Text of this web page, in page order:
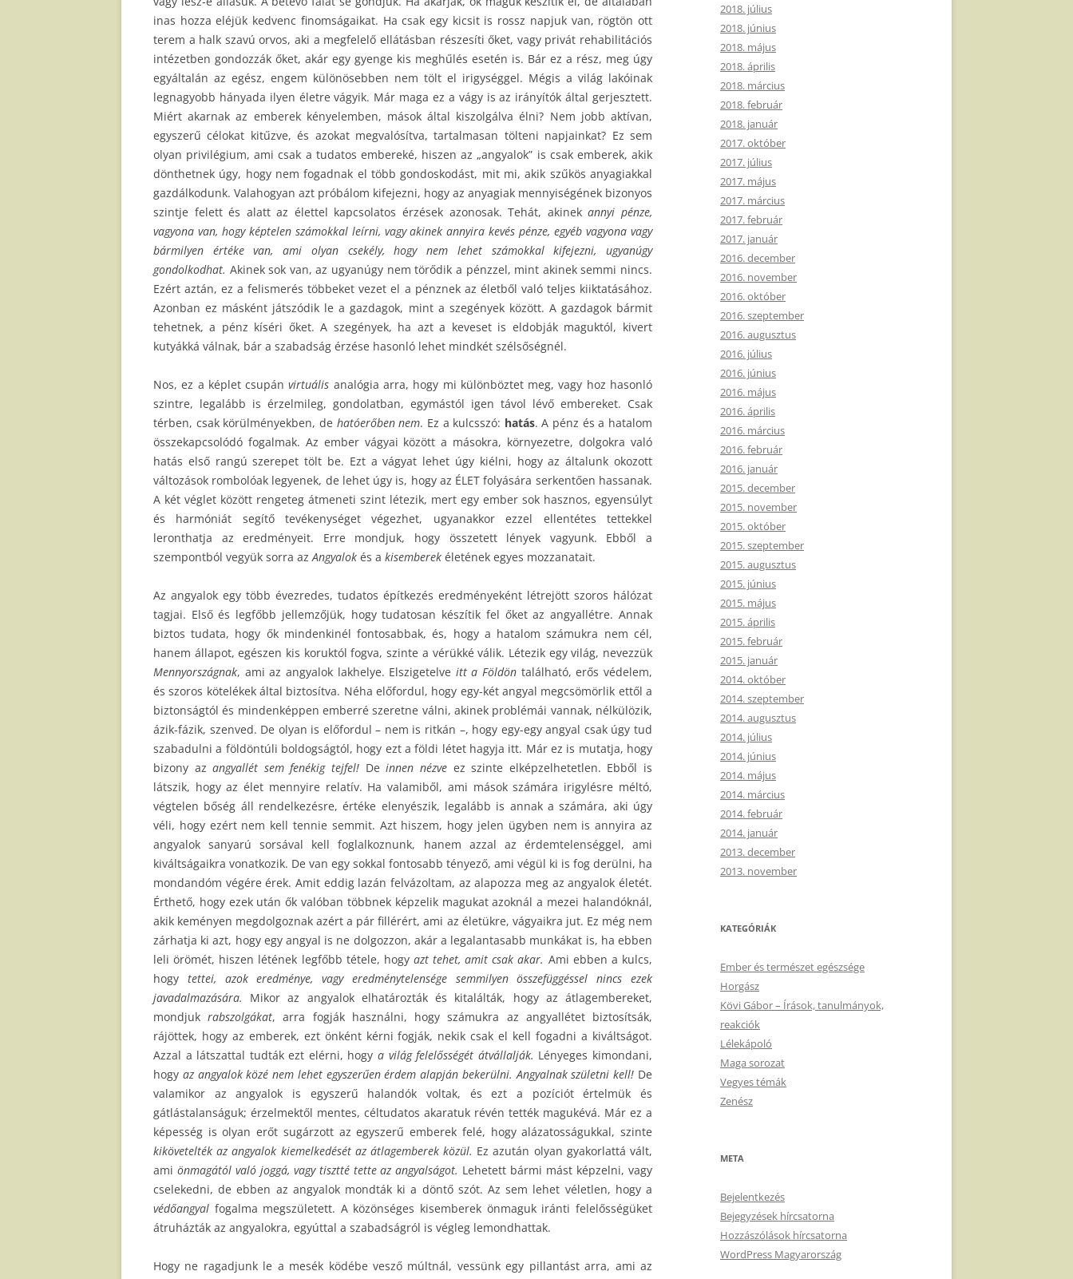
inas hozza eléjük kedvenc finomságaikat. Ha csak egy kicsit is rossz napjuk van, rögtön ott
terem a halk szavú orvos, aki a megfelelő ellátásban részesíti őket, vagy privát rehabilitációs
intézetben gondozzák őket, akár egy gyenge kis meghűlés esetén is. Bár ez a rész, meg úgy
egyáltalán az egész, engem különösebben nem tölt el irigységgel. Mégis a világ lakóinak
legnagyobb hányada ilyen életre vágyik. Már maga ez a vágy is az irányítók által gerjesztett.
Miért akarnak az emberek kényelemben, mások által kiszolgálva élni? Nem jobb aktívan,
egyszerű célokat kitűzve, és azokat megvalósítva, tartalmasan tölteni napjainkat? Ez sem
olyan privilégium, ami csak a tudatos embereké, hiszen az „angyalok” is csak emberek, akik
dönthetnek úgy, hogy nem fogadnak el több gondoskodást, mit mi, akik szűkös anyagiakkal
gazdálkodunk. Valahogyan azt próbálom kifejezni, hogy az anyagiak mennyiségének bizonyos
szintje felett és alatt az élettel kapcsolatos érzések azonosak. Tehát, akinekannyi pénze,
vagyona van, hogy képtelen számokkal leírni, vagy akinek annyira kevés pénze, egyéb vagyona vagy
bármilyen értéke van, ami olyan csekély, hogy nem lehet számokkal kifejezni, ugyanúgy
gondolkodhat. Akinek sok van, az ugyanúgy nem törődik a pénzzel, mint akinek semmi nincs.
Ezért aztán, ez a felismerés többeket vezet el a pénznek az életből való teljes kiiktatásához.
Azonban ez másként játszódik le a gazdagok, mint a szegények között. A gazdagok bármit
tehetnek, a pénz kíséri őket. A szegények, ha azt a keveset is eldobják maguktól, kivert
kutyákká válnak, bár a szabadság érzése hasonló lehet mindkét szélsőségnél.
Nos, ez a képlet csupánvirtuális analógia arra, hogy mi különböztet meg, vagy hoz hasonló
szintre, legalább is érzelmileg, gondolatban, egymástól igen távol lévő embereket. Csak
térben, csak körülményekben, de hatóerőben nem. Ez a kulcsszó: hatás. A pénz és a hatalom
összekapcsolódó fogalmak. Az ember vágyai között a másokra, környezetre, dolgokra való
hatás első rangú szerepet tölt be. Ezt a vágyat lehet úgy kiélni, hogy az általunk okozott
változások rombolóak legyenek, de lehet úgy is, hogy az ÉLET folyására serkentően hassanak.
A két véglet között rengeteg átmeneti szint létezik, mert egy ember sok hasznos, egyensúlyt
és harmóniát segítő tevékenységet végezhet, ugyanakkor ezzel ellentétes tettekkel
leronthatja az eredményeit. Erre mondjuk, hogy összetett lények vagyunk. Ebből a
szempontból vegyük sorra azAngyalok és a kisemberek életének egyes mozzanatait.
Az angyalok egy több évezredes, tudatos építkezés eredményeként létrejött szoros hálózat
tagjai. Első és legfőbb jellemzőjük, hogy tudatosan készítik fel őket az angyallétre. Annak
biztos tudata, hogy ők mindenkinél fontosabbak, és, hogy a hatalom számukra nem cél,
hanem állapot, egészen kis koruktól fogva, szinte a vérükké válik. Létezik egy világ, nevezzük
Mennyországnak, ami az angyalok lakhelye. Elszigetelve itt a Földön található, erős védelem,
és szoros kötelékek által biztosítva. Néha előfordul, hogy egy-két angyal megcsömörlik ettől a
biztonságtól és mindenképpen emberré szeretne válni, akinek problémái vannak, nélkülözik,
ázik-fázik, szenved. De olyan is előfordul – nem is ritkán –, hogy egy-egy angyal csak úgy tud
szabadulni a földöntúli boldogságtól, hogy ezt a földi létet hagyja itt. Már ez is mutatja, hogy
bizony azangyallét sem fenékig tejfel! Deinnen nézveez szinte elképzelhetetlen. Ebből is
látszik, hogy az élet mennyire relatív. Ha valamiből, ami mások számára irigylésre méltó,
végtelen bőség áll rendelkezésre, értéke elenyészik, legalább is annak a számára, aki úgy
véli, hogy ezért nem kell tennie semmit. Azt hiszem, hogy jelen ügyben nem is annyira az
angyalok sanyarú sorsával kell foglalkoznunk, hanem azzal az érdemtelenséggel, ami
kiváltságaikra vonatkozik. De van egy sokkal fontosabb tényező, ami végül ki is fog derülni, ha
mondandóm végére érek. Amit eddig lazán felvázoltam, az alapozza meg az angyalok életét.
Érthető, hogy ezek után ők valóban többnek képzelik magukat azoknál a mezei halandóknál,
akik keményen megdolgoznak azért a pár fillérért, ami az életükre, vágyaikra jut. Ez még nem
zárhatja ki azt, hogy egy angyal is ne dolgozzon, akár a legalantasabb munkákat is, ha ebben
leli örömét, hiszen létének legfőbb tétele, hogy azt tehet, amit csak akar. Ami ebben a kulcs,
hogy tettei, azok eredménye, vagy eredménytelensége semmilyen összefüggéssel nincs ezek
javadalmazására.
Mikor az angyalok elhatározták és kitalálták, hogy az átlagembereket,
mondjukrabszolgákat, arra fogják használni, hogy számukra az angyallétet biztosítsák,
rájöttek, hogy az emberek, ezt önként kérni fogják, nekik csak el kell fogadni a kiváltságot.
Azzal a látszattal tudták ezt elérni, hogya világ felelősségét átvállalják. Lényeges kimondani,
hogy az angyalok közé nem lehet egyszerűen érdem alapján bekerülni. Angyalnak születni kell! De
valamikor az angyalok is egyszerű halandók voltak, és ezt a pozíciót értelmük és
gátlástalanságuk; érzelmektől mentes, céltudatos akaratuk révén tették magukévá. Már ez a
képesség is olyan erőt sugárzott az egyszerű emberek felé, hogy alázatosságukkal, szinte
kikövetelték az angyalok kiemelkedését az átlagemberek közül. Ez azután olyan gyakorlattá vált,
ami önmagától való joggá, vagy tisztté tette az angyalságot. Lehetett bármi mást képzelni, vagy
cselekedni, de ebben az angyalok mondták ki a döntő szót. Az sem lehet véletlen, hogy a
védőangyal fogalma megszületett. A közönséges kisemberek önmaguk iránti felelősségüket
átruházták az angyalokra, egyúttal a szabadságról is végleg lemondhattak.
Hogy ne ragadjunk le a mesék ködébe vesző múltnál, vessünk egy pillantást arra, ami az
2018. július
2018. június
2018. május
2018. április
2018. március
2018. február
2018. január
2017. október
2017. július
2017. május
2017. március
2017. február
2017. január
2016. december
2016. november
2016. október
2016. szeptember
2016. augusztus
2016. július
2016. június
2016. május
2016. április
2016. március
2016. február
2016. január
2015. december
2015. november
2015. október
2015. szeptember
2015. augusztus
2015. június
2015. május
2015. április
2015. február
2015. január
2014. október
2014. szeptember
2014. augusztus
2014. július
2014. június
2014. május
2014. március
2014. február
2014. január
2013. december
2013. november
KATEGÓRIÁK
Ember és természet egészsége
Horgász
Kövi Gábor – Írások, tanulmányok,
reakciók
Lélekápoló
Maga sorozat
Vegyes témák
Zenész
META
Bejelentkezés
Bejegyzések hírcsatorna
Hozzászólások hírcsatorna
WordPress Magyarország